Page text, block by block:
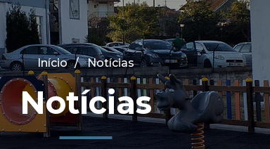
Início Notícias
Notícias